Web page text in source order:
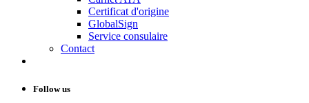
Certificat d'origine
GlobalSign
Service consulaire
Contact
Follow us